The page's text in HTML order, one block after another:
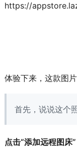
https://
体验下来，这款图
首先，说说这个
点击“添加远程图床”